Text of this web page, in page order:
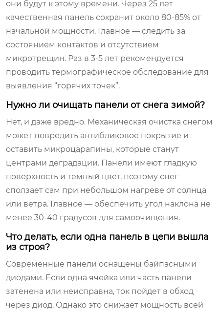
они будут к этому времени. Через 25 лет
качественная панель сохранит около 80-85% от
начальной мощности. Главное — следить за
состоянием контактов и отсутствием
микротрещин. Раз в 3-5 лет рекомендуется
проводить термографическое обследование для
выявления “горячих точек”.
Нужно ли очищать панели от снега зимой?
Нет, и даже вредно. Механическая очистка снегом
может повредить антибликовое покрытие и
оставить микроцарапины, которые станут
центрами деградации. Панели имеют гладкую
поверхность и темный цвет, поэтому снег
сползает сам при небольшом нагреве от солнца
или ветра. Главное — обеспечить угол наклона не
менее 30-40 градусов для самоочищения.
Что делать, если одна панель в цепи вышла
из строя?
Современные панели оснащены байпасными
диодами. Если одна ячейка или часть панели
затенена или неисправна, ток пойдет в обход
через диод. Однако это снижает мощность всей